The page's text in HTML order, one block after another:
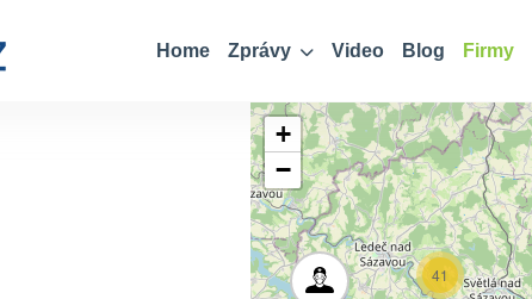
Home Zprávy Video Blog Firmy
41
+
−